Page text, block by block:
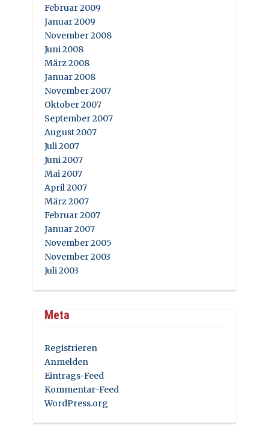
Februar 2009
Januar 2009
November 2008
Juni 2008
März 2008
Januar 2008
November 2007
Oktober 2007
September 2007
August 2007
Juli 2007
Juni 2007
Mai 2007
April 2007
März 2007
Februar 2007
Januar 2007
November 2005
November 2003
Juli 2003
Meta
Registrieren
Anmelden
Eintrags-Feed
Kommentar-Feed
WordPress.org